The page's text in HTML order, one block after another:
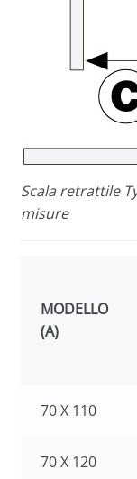
Scala retrattile
misure
MODELLO
(A)
70 X 110
70 X 120